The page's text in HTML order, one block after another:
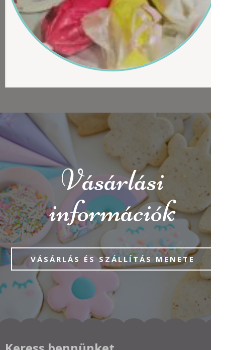
Vásárlási
információk
VÁSÁRLÁS ÉS SZÁLLÍTÁS MENETE